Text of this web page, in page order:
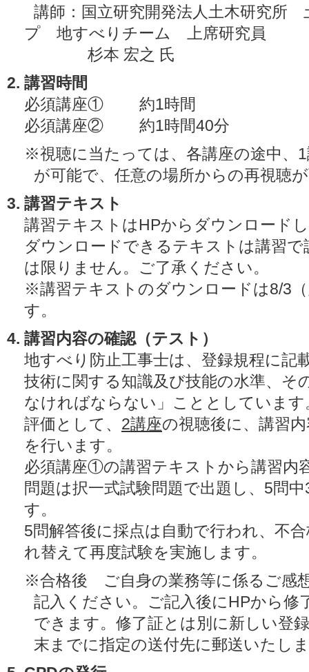
講師：国立研究開発法人土木研究所
プ 地すべりチーム 上席研究員
杉本 宏之 氏
講習時間
必須講座① 約1時間
必須講座② 約1時間40分
※視聴に当たっては、各講座の途中、
が可能で、任意の場所からの再視聴
講習テキスト
講習テキストはHPからダウンロード
ダウンロードできるテキストは講習で
は限りません。ご了承ください。
※講習テキストのダウンロードは8/3
す。
講習内容の確認（テスト）
地すべり防止工事士は、登録規程に記
技術に関する知識及び技能の水準、そ
なければならない」こととしていま
評価として、 2講座の視聴後に、講習
を行います。
必須講座①の講習テキストから講習内
問題は択一式試験問題で出題し、5問
す。
5問解答後に採点は自動で行われ、不
れ替えて再度試験を実施します。
※合格後 ご自身の業務等に係るご感
記入ください。ご記入後にHPから修
できます。修了証とは別に新しい登
末までに指定の送付先に郵送いたし